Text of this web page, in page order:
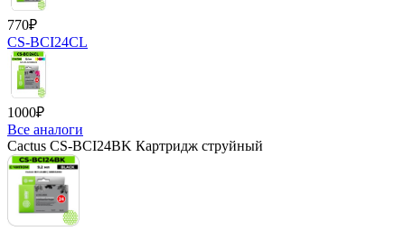
770₽
CS-BCI24CL
1000₽
Все аналоги
Cactus CS-BCI24BK Картридж струйный